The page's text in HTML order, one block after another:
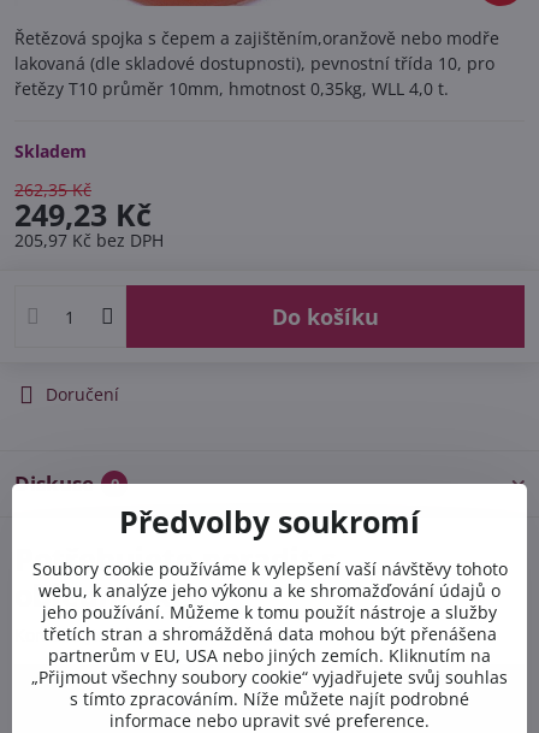
Řetězová spojka s čepem a zajištěním,oranžově nebo modře
lakovaná (dle skladové dostupnosti), pevnostní třída 10, pro
řetězy T10 průměr 10mm, hmotnost 0,35kg, WLL 4,0 t.
Skladem
262,35 Kč
249,23 Kč
205,97 Kč bez DPH
Do košíku
Doručení
Diskuse 0
Potřebujete poradit s
objednávkou?
Kontaktujte nás PO-PÁ 8:00 - 16:00:
+420 412 528 367
Předvolby soukromí
Soubory cookie používáme k vylepšení vaší návštěvy tohoto
webu, k analýze jeho výkonu a ke shromažďování údajů o
jeho používání. Můžeme k tomu použít nástroje a služby
třetích stran a shromážděná data mohou být přenášena
partnerům v EU, USA nebo jiných zemích. Kliknutím na
„Přijmout všechny soubory cookie“ vyjadřujete svůj souhlas
s tímto zpracováním. Níže můžete najít podrobné
informace nebo upravit své preference.